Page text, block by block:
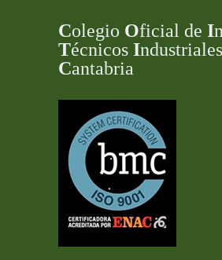
Colegio Oficial de I
Técnicos I
Cantabria